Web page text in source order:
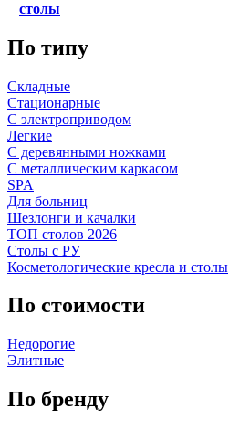
столы
По типу
Складные
Стационарные
С электроприводом
Легкие
С деревянными ножками
С металлическим каркасом
SPA
Для больниц
Шезлонги и качалки
ТОП столов 2026
Столы с РУ
Косметологические кресла и столы
По стоимости
Недорогие
Элитные
По бренду